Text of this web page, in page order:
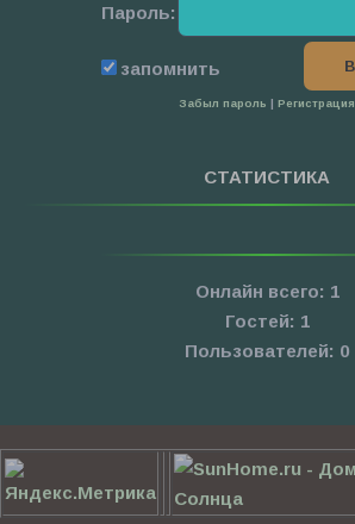
Пароль:
запомнить
Забыл пароль Регистрация
СТАТИСТИКА
Онлайн всего: 1
Гостей: 1
Пользователей: 0